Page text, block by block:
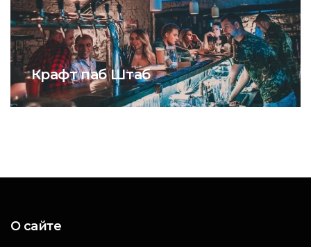
Крафт паб Штаб
О сайте